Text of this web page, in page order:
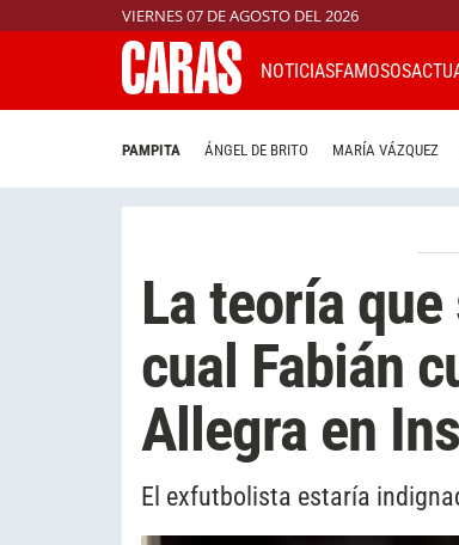
VIERNES 07 DE AGOSTO DEL 2026
NOTICIASFAMOSOS
PAMPITA ÁNGEL DE BRITO MARÍA VÁZQUEZ
La teoría
cual Fabián
Allegra en
El exfutbolista estaría